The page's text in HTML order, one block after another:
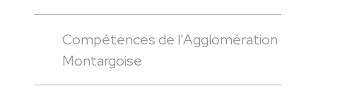
Compétences de l'Agglomération
Montargoise